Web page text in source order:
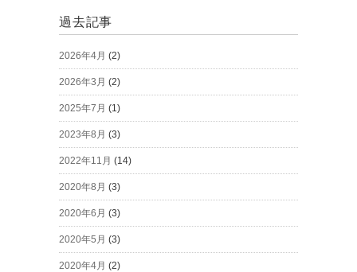
過去記事
2026年4月 (2)
2026年3月 (2)
2025年7月 (1)
2023年8月 (3)
2022年11月 (14)
2020年8月 (3)
2020年6月 (3)
2020年5月 (3)
2020年4月 (2)